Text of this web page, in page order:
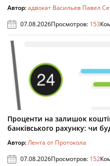
Автор:адвокат Васильев Павел
07.08.2026Просмотров: 153
Проценти на залишок
банківського рахунку: чи
Автор:Лента от Протокола
07.08.2026Просмотров: 152